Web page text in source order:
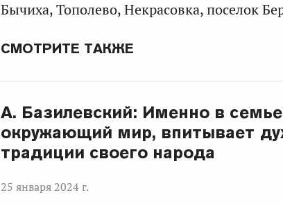
Бычиха, Тополево, Некрасовка, поселок
СМОТРИТЕ ТАКЖЕ
А. Базилевский: Именно в
окружающий мир, впитывает
традиции своего народа
25 января 2024 г.